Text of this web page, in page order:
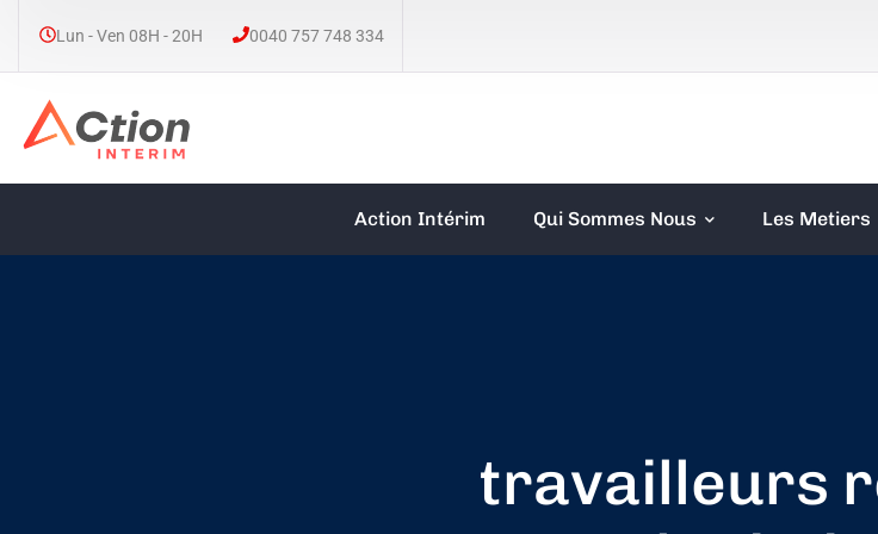
Lun - Ven 08H - 20H 0040 757 748 334
Action Intérim Qui Sommes Nous Les Metiers
travailleurs